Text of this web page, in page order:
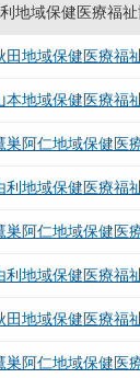
地域保健医療福
田地域保健医療
本地域保健医療福
巣阿仁地域保健医
利地域保健医療福
巣阿仁地域保健医
利地域保健医療福
田地域保健医療
巣阿仁地域保健医